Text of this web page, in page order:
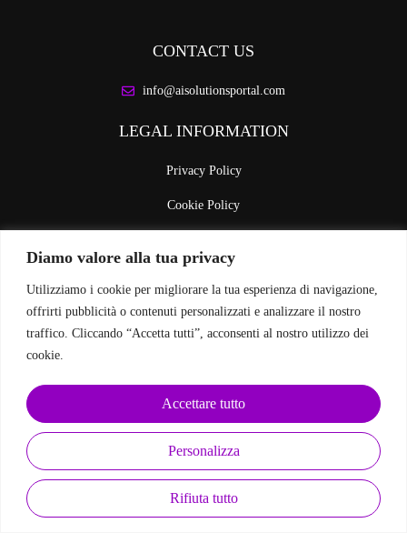
Diamo valore alla tua privacy
Utilizziamo i cookie per migliorare la tua esperienza di navigazione,
offrirti pubblicità o contenuti personalizzati e analizzare il nostro
traffico. Cliccando “Accetta tutti”, acconsenti al nostro utilizzo dei
cookie.
Personalizza
Rifiuta tutto
Accettare tutto
CONTACT US
info@aisolutionsportal.com
LEGAL INFORMATION
Privacy Policy
Cookie Policy
FOLLOW US ON SOCIAL MEDIA
EasyWeb